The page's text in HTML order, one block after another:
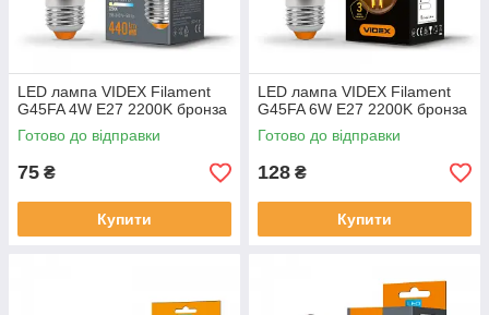
LED лампа VIDEX Filament
G45FA 4W E27 2200K бронза
Готово до відправки
75 ₴
Купити
LED лампа VIDEX Filament
G45FA 6W E27 2200K бронза
Готово до відправки
128 ₴
Купити